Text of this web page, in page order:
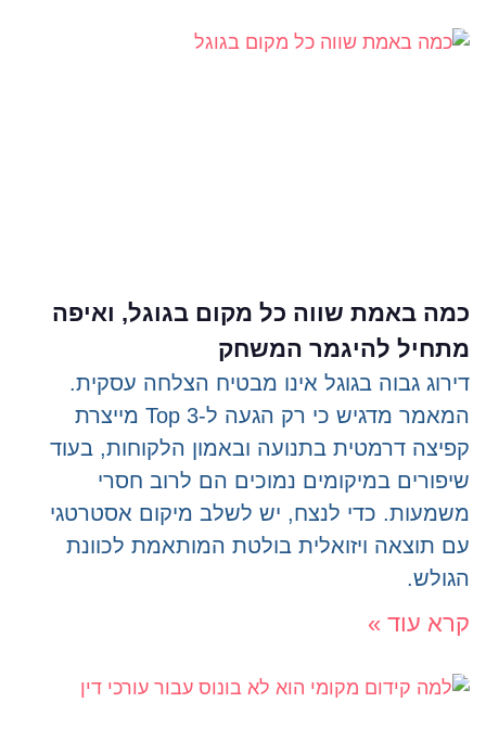
כמה באמת שווה כל מקום בגוגל, ואיפה
מתחיל להיגמר המשחק
דירוג גבוה בגוגל אינו מבטיח הצלחה עסקית.
המאמר מדגיש כי רק הגעה ל-Top 3 מייצרת
קפיצה דרמטית בתנועה ובאמון הלקוחות, בעוד
שיפורים במיקומים נמוכים הם לרוב חסרי
משמעות. כדי לנצח, יש לשלב מיקום אסטרטגי
עם תוצאה ויזואלית בולטת המותאמת לכוונת
הגולש.
קרא עוד »